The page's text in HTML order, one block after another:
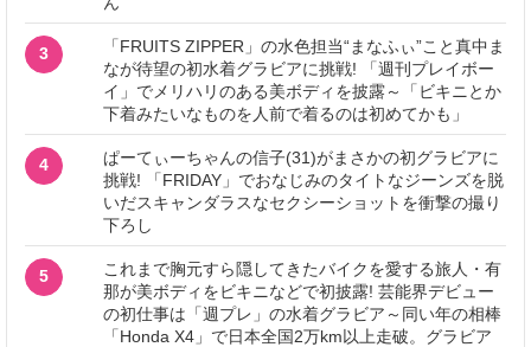
3
「FRUITS ZIPPER」の水色担当“まなふぃ”こと真中ま
なが待望の初水着グラビアに挑戦! 「週刊プレイボー
イ」でメリハリのある美ボディを披露～「ビキニとか
下着みたいなものを人前で着るのは初めてかも」
4
ぱーてぃーちゃんの信子(31)がまさかの初グラビアに
挑戦! 「FRIDAY」でおなじみのタイトなジーンズを脱
いだスキャンダラスなセクシーショットを衝撃の撮り
下ろし
5
これまで胸元すら隠してきたバイクを愛する旅人・有
那が美ボディをビキニなどで初披露! 芸能界デビュー
の初仕事は「週プレ」の水着グラビア～同い年の相棒
「Honda X4」で日本全国2万km以上走破。グラビア